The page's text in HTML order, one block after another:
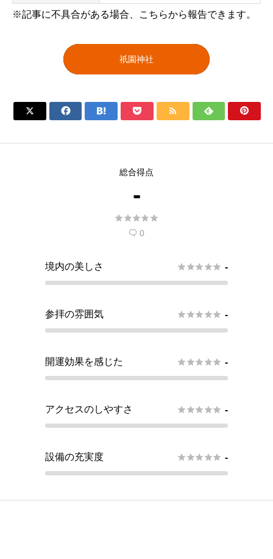
※記事に不具合がある場合、こちらから報告できます。
祇園神社
      
総合得点
-

 0
境内の美しさ  -
参拝の雰囲気  -
開運効果を感じた  -
アクセスのしやすさ  -
設備の充実度  -